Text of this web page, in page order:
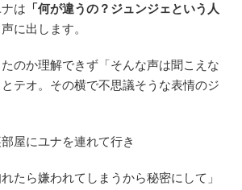
は 「何が違うの？ジュンジェという人
に出します。
のか理解できず「そんな声は聞こえな
テオ。その横で不思議そうな表情のジ
屋にユナを連れて行き
たら嫌われてしまうから秘密にして」